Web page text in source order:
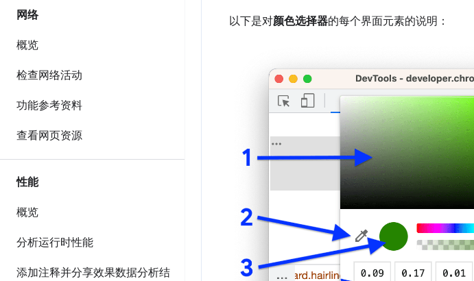
网络
概览
检查网络活动
功能参考资料
查看网页资源
性能
概览
分析运行时性能
添加注释并分享效果数据分析结
以下是对颜色选择器的每个界面元素的说明：